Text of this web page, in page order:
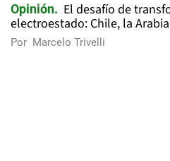
Opinión
El desafío de
electroestado: Chile, la
Por Marcelo Trivelli